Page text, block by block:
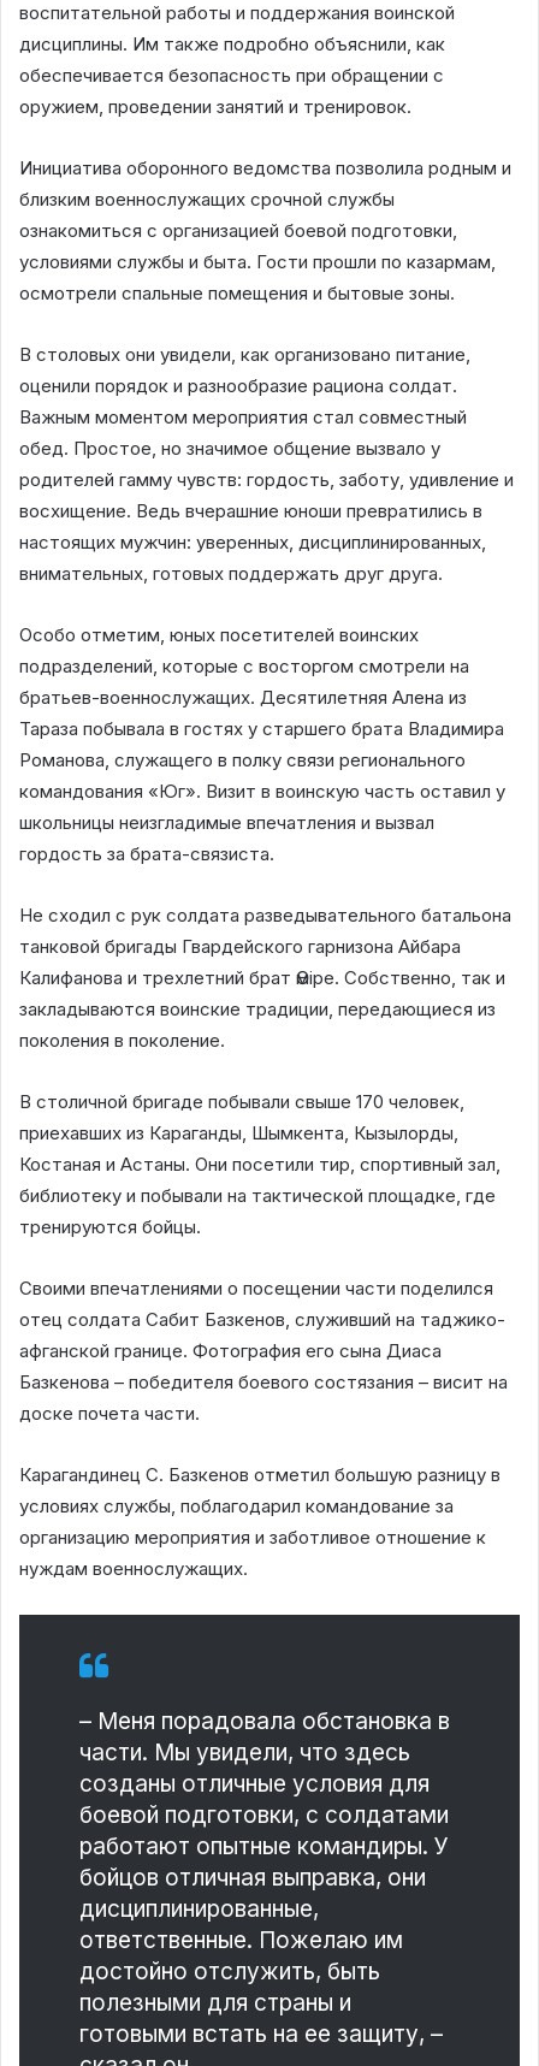
воспитательной работы и поддержания воинской
дисциплины. Им также подробно объяснили, как
обеспечивается безопасность при обращении с
оружием, проведении занятий и тренировок.
Инициатива оборонного ведомства позволила родным и
близким военнослужащих срочной службы
ознакомиться с организацией боевой подготовки,
условиями службы и быта. Гости прошли по казармам,
осмотрели спальные помещения и бытовые зоны.
В столовых они увидели, как организовано питание,
оценили порядок и разнообразие рациона солдат.
Важным моментом мероприятия стал совместный
обед. Простое, но значимое общение вызвало у
родителей гамму чувств: гордость, заботу, удивление и
восхищение. Ведь вчерашние юноши превратились в
настоящих мужчин: уверенных, дисциплинированных,
внимательных, готовых поддержать друг друга.
Особо отметим, юных посетителей воинских
подразделений, которые с восторгом смотрели на
братьев-военнослужащих. Десятилетняя Алена из
Тараза побывала в гостях у старшего брата Владимира
Романова, служащего в полку связи регионального
командования «Юг». Визит в воинскую часть оставил у
школьницы неизгладимые впечатления и вызвал
гордость за брата-связиста.
Не сходил с рук солдата разведывательного батальона
танковой бригады Гвардейского гарнизона Айбара
Калифанова и трехлетний брат Әміре. Собственно, так и
закладываются воинские традиции, передающиеся из
поколения в поколение.
В столичной бригаде побывали свыше 170 человек,
приехавших из Караганды, Шымкента, Кызылорды,
Костаная и Астаны. Они посетили тир, спортивный зал,
библиотеку и побывали на тактической площадке, где
тренируются бойцы.
Своими впечатлениями о посещении части поделился
отец солдата Сабит Базкенов, служивший на таджико-
афганской границе. Фотография его сына Диаса
Базкенова – победителя боевого состязания – висит на
доске почета части.
Карагандинец С. Базкенов отметил большую разницу в
условиях службы, поблагодарил командование за
организацию мероприятия и заботливое отношение к
нуждам военнослужащих.
– Меня порадовала обстановка в
части. Мы увидели, что здесь
созданы отличные условия для
боевой подготовки, с солдатами
работают опытные командиры. У
бойцов отличная выправка, они
дисциплинированные,
ответственные. Пожелаю им
достойно отслужить, быть
полезными для страны и
готовыми встать на ее защиту, –